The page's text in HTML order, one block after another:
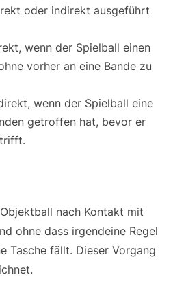
oder indirekt ausgeführt
wenn der Spielball einen
vorher an eine Bande zu
wenn der Spielball eine
getroffen hat, bevor er
nach Kontakt mit
ohne dass irgendeine Regel
Tasche fällt. Dieser Vorgang